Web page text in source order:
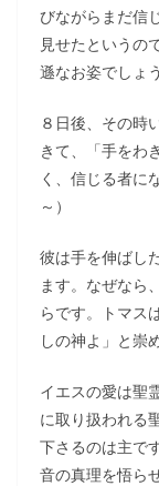
びながらまだ信
見せたというの
遜なお姿でしょ
８日後、その時
きて、「手をわ
く、信じる者に
～）
彼は手を伸ばし
ます。なぜなら
らです。トマス
しの神よ」と崇
イエスの愛は聖
に取り扱われる
下さるのは主で
音の真理を悟ら